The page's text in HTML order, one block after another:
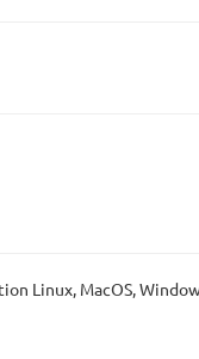
Linux, MacOS,